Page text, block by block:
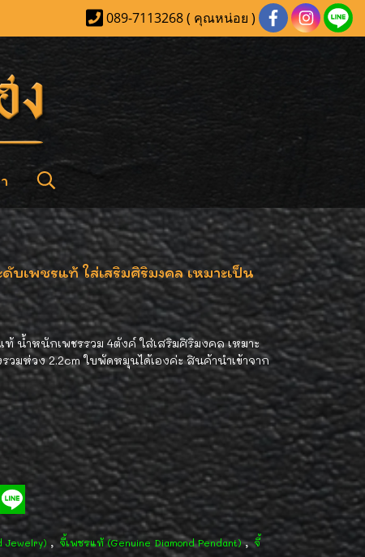
089-7113268 ( คุณหน่อย )
บเพชรแท้ ใส่เสริมศิริมงคล เหมาะเป็น
น้ำหนักเพชรรวม 4ตังค์ ใส่เสริมศิริมงคล เหมาะ
วมห่วง 2.2cm ใบพัดหมุนได้เองค่ะ สินค้านำเข้าจาก
Jewelry) , จี้เพชรแท้ (Genuine Diamond Pendant), จี้